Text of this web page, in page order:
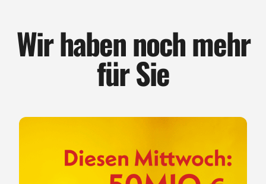
Wir haben noch mehr
für Sie